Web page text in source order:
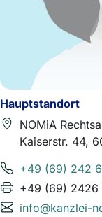
Hauptstandort
NOMiA
Kaiserstr. 44,
+49 (69) 242
+49 (69) 2426
info@kanzlei-